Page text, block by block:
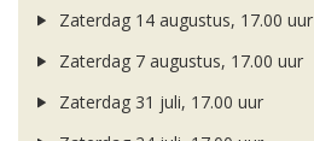
Zaterdag 14 augustus, 17.00 uur
Zaterdag 7 augustus, 17.00 uur
Zaterdag 31 juli, 17.00 uur